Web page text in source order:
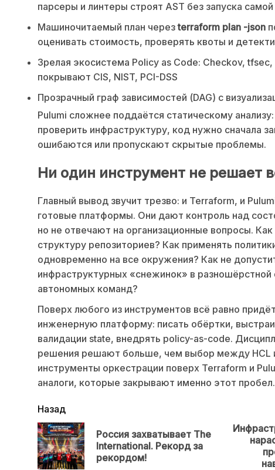
парсеры и линтеры строят AST без запуска
Машиночитаемый план черезterraform plan -json
оценивать стоимость, проверять квоты и
Зрелая экосистема Policy as Code: Checkov, tfsec,
покрывают CIS, NIST, PCI-DSS
Прозрачный граф зависимостей (DAG) с
Pulumi сложнее поддаётся статическому
проверить инфраструктуру, код нужно сначала
ошибаются или пропускают скрытые проблемы.
Ни один инструмент не решает
Главный вывод звучит трезво: и Terraform, и
готовые платформы. Они дают контроль над
но не отвечают на организационные вопросы. Как
структуру репозиториев? Как применять
одновременно на все окружения? Как не
инфраструктурных «снежинок» в разношёрстной
автономных команд?
Поверх любого из инструментов всё равно
инженерную платформу: писать обёртки,
валидации state, внедрять policy-as-code.
решения решают больше, чем выбор между HCL
инструменты оркестрации поверх Terraform и
аналоги, которые закрывают именно этот пробел.
читать
еще
Назад
Россия захватывает The
International. Рекорд за
рекордом!